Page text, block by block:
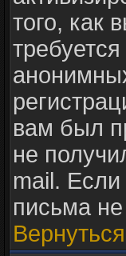
того, как
вам был
не
mail.
письма